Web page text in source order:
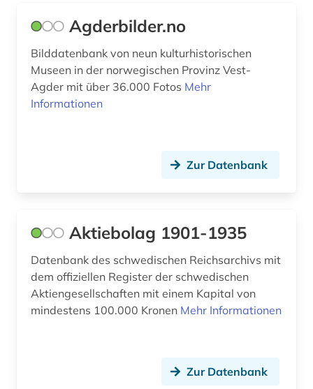
dänisch-hallische mission (1)
dønna (1)
eheschließung (1)
eisenbahn (3)
eisenverarbeitung (1)
Agderbilder.no
Bilddatenbank von neun kulturhistorischen
Museen in der norwegischen Provinz Vest-
Agder mit über 36.000 Fotos Mehr
Informationen
Zur Datenbank
Aktiebolag 1901-1935
Datenbank des schwedischen Reichsarchivs mit
dem offiziellen Register der schwedischen
Aktiengesellschaften mit einem Kapital von
mindestens 100.000 Kronen Mehr Informationen
Zur Datenbank